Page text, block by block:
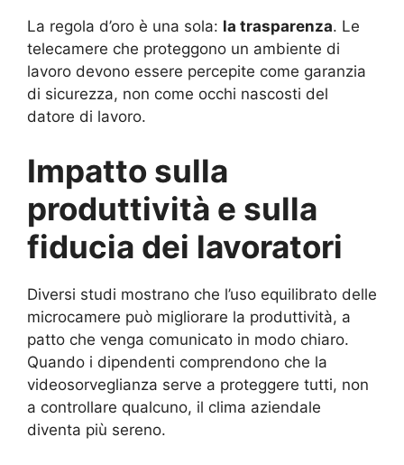
La regola d’oro è una sola: la trasparenza. Le
telecamere che proteggono un ambiente di
lavoro devono essere percepite come garanzia
di sicurezza, non come occhi nascosti del
datore di lavoro.
Impatto sulla
produttività e sulla
fiducia dei lavoratori
Diversi studi mostrano che l’uso equilibrato delle
microcamere può migliorare la produttività, a
patto che venga comunicato in modo chiaro.
Quando i dipendenti comprendono che la
videosorveglianza serve a proteggere tutti, non
a controllare qualcuno, il clima aziendale
diventa più sereno.